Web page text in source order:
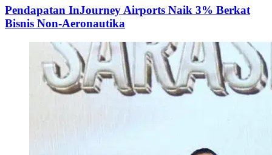
Pendapatan InJourney Airports Naik 3% Berkat
Bisnis Non-Aeronautika